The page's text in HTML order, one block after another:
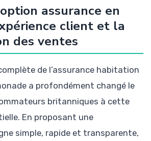
assurance en
client et la
des ventes
de l’assurance habitation
a profondément changé le
britanniques à cette
En proposant une
simple, rapide et transparente,